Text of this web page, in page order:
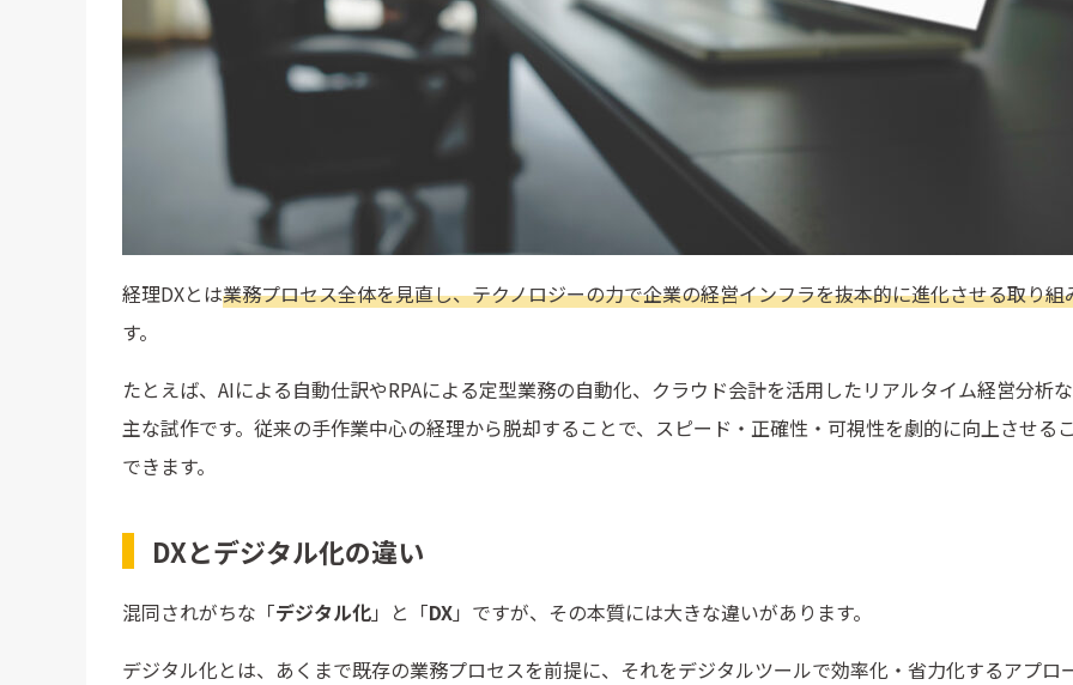
投資対効果の不透明さ
経理DXを進めるためのステップ
ステップ1：現状の業務フローを可視化・課題を洗い出す
ステップ2：目的に合ったツールを選定する
ステップ3：スモールスタートで段階的に導入する
ステップ4：現場教育と社内マニュアルの整備を実施する
ステップ5：定期的な効果検証と見直しを継続する
経理DXとは業務プロセス全体を見直し、テクノロジーの力で企業の経営インフラを抜本的に進化させる取り組
す。
たとえば、AIによる自動仕訳やRPAによる定型業務の自動化、クラウド会計を活用したリアルタイム経営分析
主な試作です。従来の手作業中心の経理から脱却することで、スピード・正確性・可視性を劇的に向上させる
できます。
DXとデジタル化の違い
混同されがちな「デジタル化」と「DX」ですが、その本質には大きな違いがあります。
デジタル化とは、あくまで既存の業務プロセスを前提に、それをデジタルツールで効率化・省力化するアプロ